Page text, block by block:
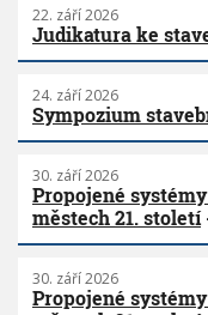
22. září 2026
Judikatura ke
24. září 2026
Sympozium
30. září 2026
Propojené
městech 21. století
30. září 2026
Propojené